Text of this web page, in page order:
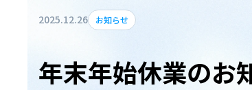
2025.12.26 お知らせ
年末年始休業のお